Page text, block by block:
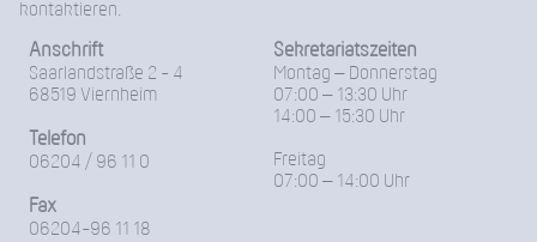
kontaktieren.
Anschrift
Saarlandstraße 2 - 4
68519 Viernheim
Telefon
06204 / 96 11 0
Fax
06204-96 11 18
Sekretariatszeiten
Montag – Donnerstag
07:00 – 13:30 Uhr
14:00 – 15:30 Uhr
Freitag
07:00 – 14:00 Uhr